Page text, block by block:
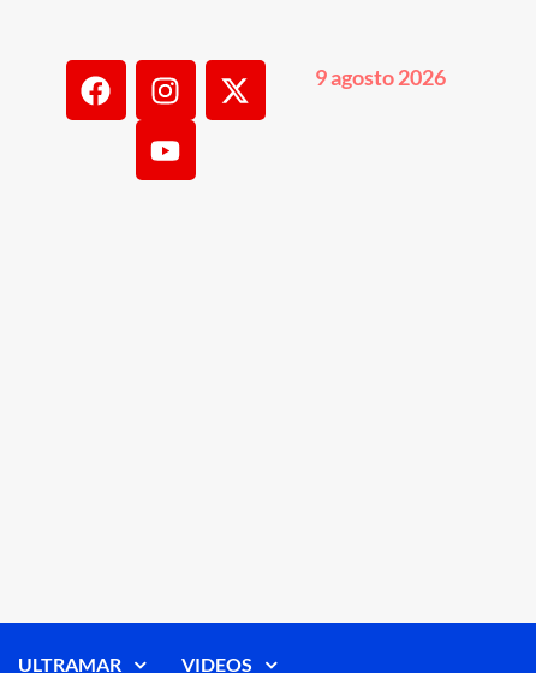
9 agosto 2026
ULTRAMAR VIDEOS